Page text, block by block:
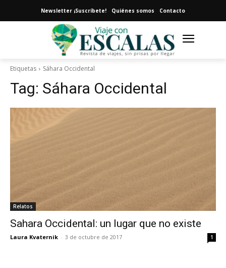
Newsletter ¡Suscríbete! Quiénes somos Contacto
Etiquetas Sáhara Occidental
Tag: Sáhara Occidental
Relatos
Sahara Occidental: un lugar que no existe
Laura Kvaternik - 3 de octubre de 2017 1